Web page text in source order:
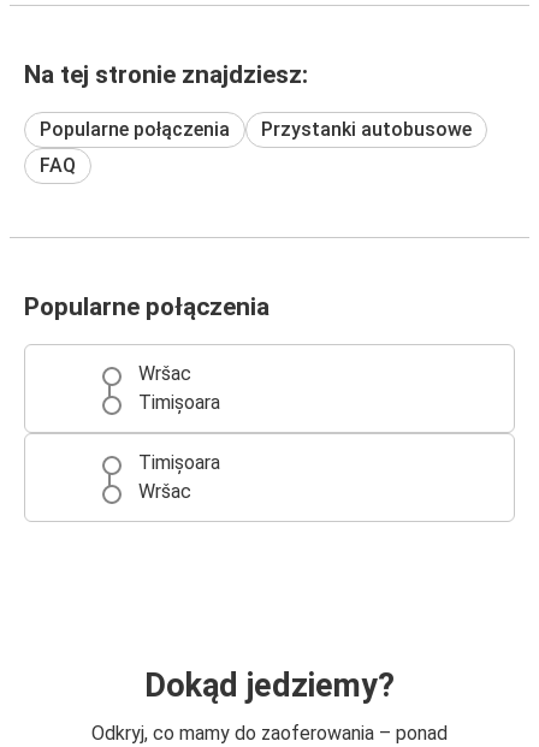
Na tej stronie znajdziesz:
Popularne połączenia
Przystanki autobusowe
FAQ
Popularne połączenia
Wršac
Timișoara
Timișoara
Wršac
Dokąd jedziemy?
Odkryj, co mamy do zaoferowania – ponad